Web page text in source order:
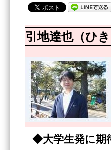
引地達也（ひ
◆大学生発に期